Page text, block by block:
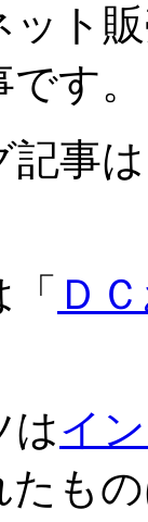
ト
す。
記事
Ｄ
はイ
たも